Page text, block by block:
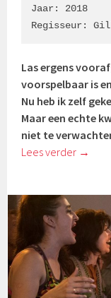
Jaar: 2018
Regisseur:
Las ergens
voorspelbaar is
Nu heb ik zelf
Maar een echte
niet te
Lees verder →